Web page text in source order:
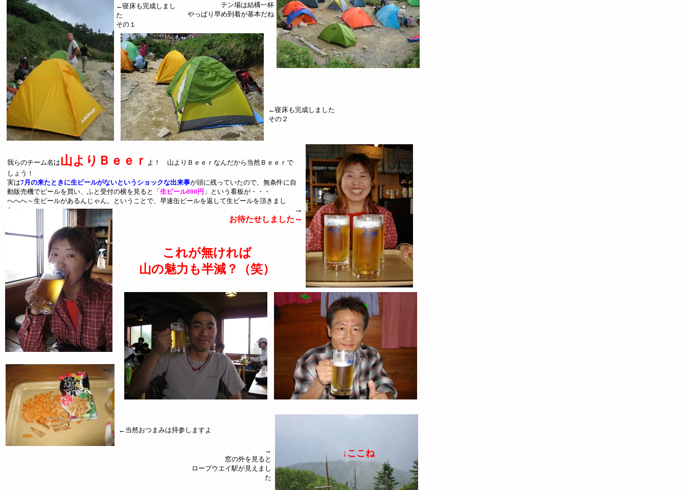
テン場は結構一杯
やっぱり早め到着が基本だね
我らのチーム名は山よりＢｅｅｒ よ！ 山よりＢｅｅｒなんだから当然Ｂｅｅｒで
しょう！
実は7月の来たときに生ビールがないというショックな出来事が頭に残っていたので、無条件に自
動販売機でビールを買い、ふと受付の横を見ると「 生ビール800円 」という看板が・・・
へへへ～生ビールがあるんじゃん。ということで、早速缶ビールを返して生ビールを頂きまし
た。
←寝床も完成しました
その２
←寝床も完成しまし
た
その１
→
お待たせしました～
これが無ければ
山の魅力も半減？（笑）
←当然おつまみは持参しますよ
→
窓の外を見ると
ロープウエイ駅が見えまし
た
↓ここね